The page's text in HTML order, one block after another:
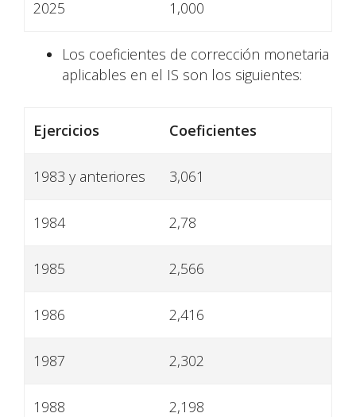
2025 1,000
Los coeficientes de corrección monetaria
aplicables en el IS son los siguientes:
Ejercicios Coeficientes
1983 y anteriores 3,061
1984 2,78
1985 2,566
1986 2,416
1987 2,302
1988 2,198